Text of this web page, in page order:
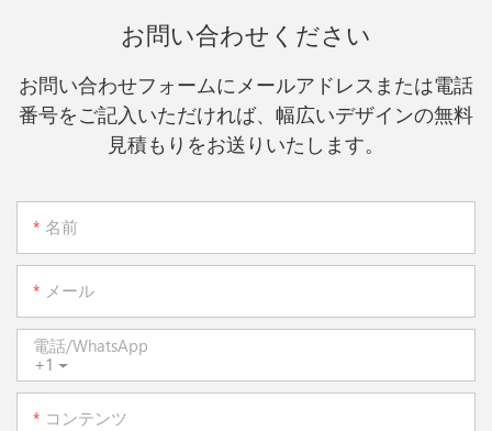
お問い合わせください
お問い合わせフォームにメールアドレスまたは電話
番号をご記入いただければ、幅広いデザインの無料
見積もりをお送りいたします。
名前
メール
+1
電話/WhatsApp
コンテンツ